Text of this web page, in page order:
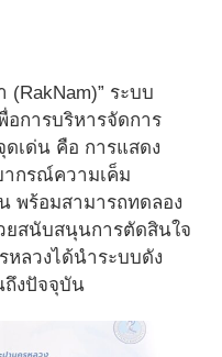
ระบบ
การบริหารจัดการ
เด่น คือ การแสดง
กรณ์ความเค็ม
พร้อมสามารถทดลอง
ยสนับสนุนการตัดสินใจ
หลวงได้นำระบบดัง
ถึงปัจจุบัน